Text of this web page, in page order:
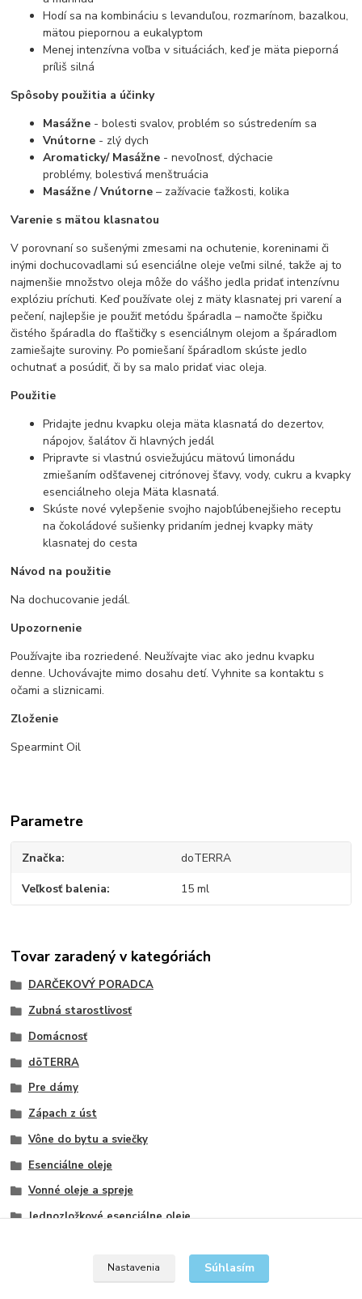
Hodí sa na kombináciu s levanduľou, rozmarínom, bazalkou,
mätou piepornou a eukalyptom
Menej intenzívna voľba v situáciách, keď je mäta pieporná
príliš silná
Spôsoby použitia a účinky
Masážne - bolesti svalov, problém so sústredením sa
Vnútorne - zlý dych
Aromaticky/ Masážne - nevoľnosť, dýchacie
problémy, bolestivá menštruácia
Masážne / Vnútorne – zažívacie ťažkosti, kolika
Varenie s mätou klasnatou
V porovnaní so sušenými zmesami na ochutenie, koreninami či
inými dochucovadlami sú esenciálne oleje veľmi silné, takže aj to
najmenšie množstvo oleja môže do vášho jedla pridať intenzívnu
explóziu príchuti. Keď používate olej z mäty klasnatej pri varení a
pečení, najlepšie je použiť metódu špáradla – namočte špičku
čistého špáradla do fľaštičky s esenciálnym olejom a špáradlom
zamiešajte suroviny. Po pomiešaní špáradlom skúste jedlo
ochutnať a posúdiť, či by sa malo pridať viac oleja.
Použitie
Pridajte jednu kvapku oleja mäta klasnatá do dezertov,
nápojov, šalátov či hlavných jedál
Pripravte si vlastnú osviežujúcu mätovú limonádu
zmiešaním odšťavenej citrónovej šťavy, vody, cukru a kvapky
esenciálneho oleja Mäta klasnatá.
Skúste nové vylepšenie svojho najobľúbenejšieho receptu
na čokoládové sušienky pridaním jednej kvapky mäty
klasnatej do cesta
Návod na použitie
Na dochucovanie jedál.
Upozornenie
Používajte iba rozriedené. Neužívajte viac ako jednu kvapku
denne. Uchovávajte mimo dosahu detí. Vyhnite sa kontaktu s
očami a sliznicami.
Zloženie
Spearmint Oil
Parametre
Značka doTERRA
Veľkosť balenia 15 ml
Tovar zaradený v kategóriách
DARČEKOVÝ PORADCA
Zubná starostlivosť
Domácnosť
dōTERRA
Pre dámy
Zápach z úst
Vône do bytu a sviečky
Esenciálne oleje
Vonné oleje a spreje
Jednozložkové esenciálne oleje
Nastavenia Súhlasím